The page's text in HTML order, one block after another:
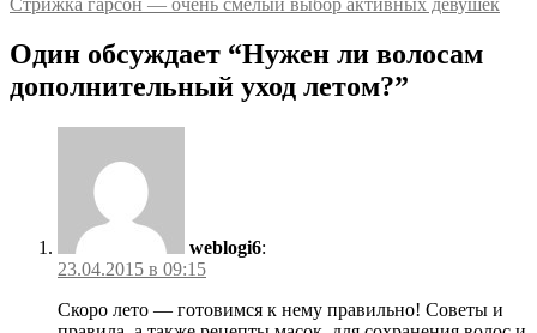
Один обсуждает “Нужен ли волосам
дополнительный уход летом?”
weblogi6:
23.04.2015 в 09:15
Скоро лето — готовимся к нему правильно! Советы и